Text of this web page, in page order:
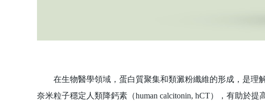
在生物醫學領域，蛋白質聚集和類澱粉纖維的形成，是理
奈米粒子穩定人類降鈣素（human calcitonin, hCT），有助於